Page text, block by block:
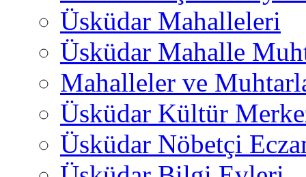
Üsküdar Mahalleleri
Üsküdar Mahalle
Mahalleler ve
Üsküdar Kültür
Üsküdar Nöbetçi